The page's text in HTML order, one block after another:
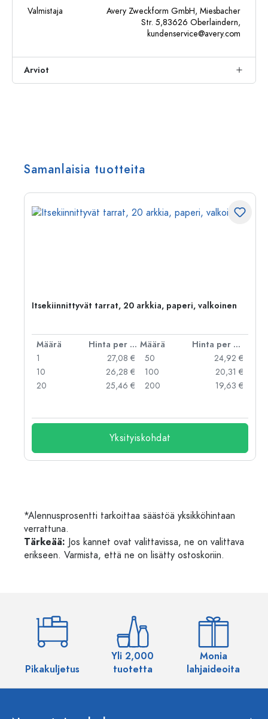
Valmistaja
Avery Zweckform GmbH, Miesbacher
Str. 5,83626 Oberlaindern,
kundenservice@avery.com
Arviot
Samanlaisia tuotteita
Itsekiinnittyvät tarrat, 20 arkkia, paperi, valkoinen
Määrä Hinta per kpl Määrä
Hinta per kpl
1
27,08 €
10
26,28 €
20
25,46 €
50
24,92 €
100
20,31 €
200
19,63 €
Yksityiskohdat
*Alennusprosentti tarkoittaa säästöä yksikköhintaan
verrattuna.
Tärkeää: Jos kannet ovat valittavissa, ne on valittava
erikseen. Varmista, että ne on lisätty ostoskoriin.
Pikakuljetus
Yli 2,000
tuotetta
Monia
lahjaideoita